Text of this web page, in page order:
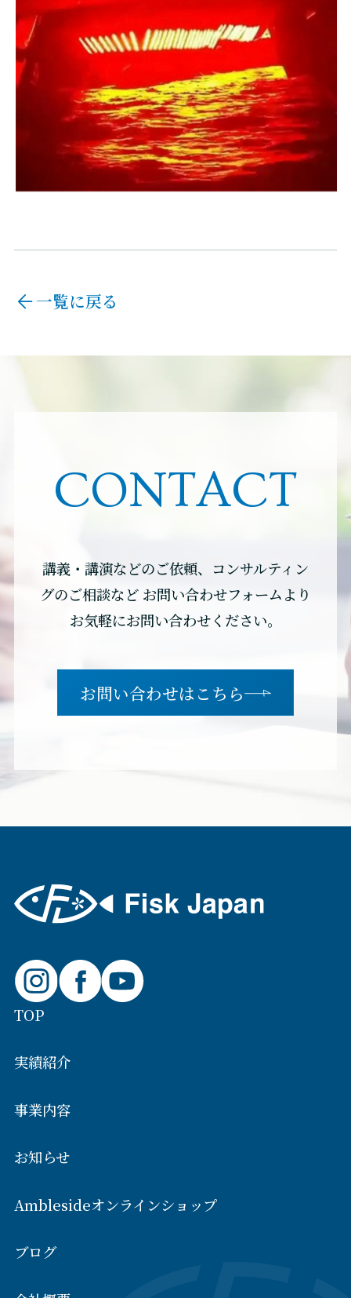
一覧に戻る
CONTACT
講義・講演などのご依頼、コンサルティン
グのご相談など お問い合わせフォームより
お気軽にお問い合わせください。
お問い合わせはこちら
TOP
実績紹介
事業内容
お知らせ
Amblesideオンラインショップ
ブログ